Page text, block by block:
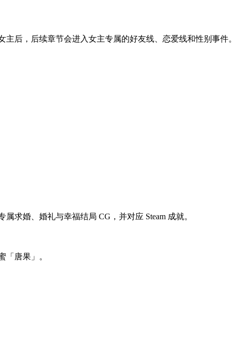
后，后续章节会进入女主专属的好友线、恋爱线和性别事件。
求婚、婚礼与幸福结局 CG，并对应 Steam 成就。
「唐果」。